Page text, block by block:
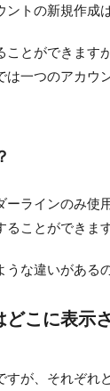
トの新規作成
とができます
一つのアカウ
ラインのみ使
ことができます
な違いがある
こに表示
が、それぞれ